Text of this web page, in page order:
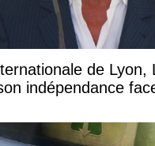
de Lyon,
indépendance